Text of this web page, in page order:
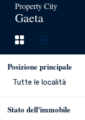
Property City
Gaeta
Posizione principale
Tutte le località
Stato dell'immobile